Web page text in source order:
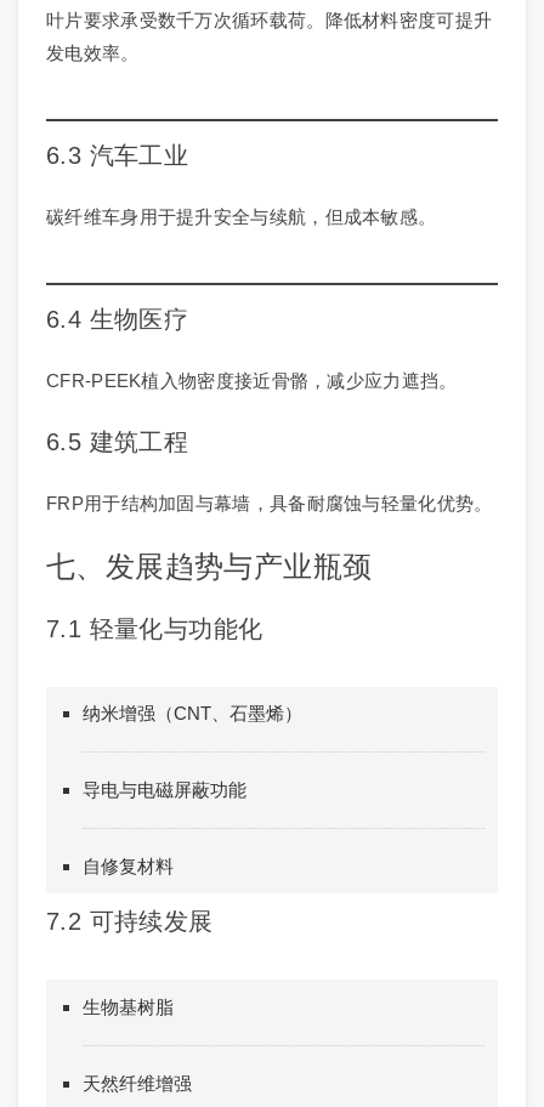
叶片要求承受数千万次循环载荷。降低材料密度可提升
发电效率。
6.3 汽车工业
碳纤维车身用于提升安全与续航，但成本敏感。
6.4 生物医疗
CFR-PEEK植入物密度接近骨骼，减少应力遮挡。
6.5 建筑工程
FRP用于结构加固与幕墙，具备耐腐蚀与轻量化优势。
七、发展趋势与产业瓶颈
7.1 轻量化与功能化
纳米增强（CNT、石墨烯）
导电与电磁屏蔽功能
自修复材料
7.2 可持续发展
生物基树脂
天然纤维增强